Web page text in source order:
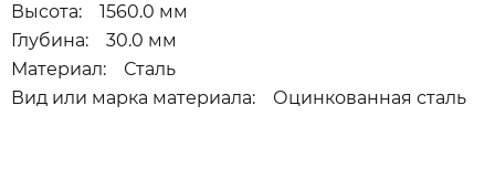
Высота: 1560.0 мм
Глубина: 30.0 мм
Материал: Сталь
Вид или марка материала: Оцинкованная сталь